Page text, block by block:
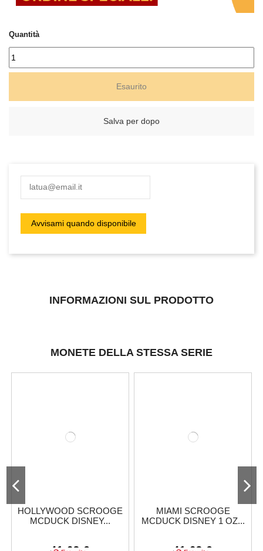
Quantità
Esaurito
Salva per dopo
INFORMAZIONI SUL PRODOTTO
MONETE DELLA STESSA SERIE
HOLLYWOOD SCROOGE
MCDUCK DISNEY...
MIAMI SCROOGE
MCDUCK DISNEY 1 OZ...